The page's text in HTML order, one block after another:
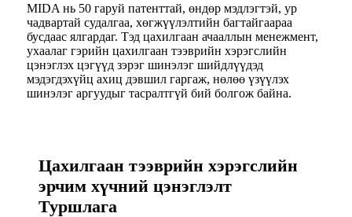
MIDA нь 50 гаруй патенттай, өндөр мэдлэгтэй, ур
чадвартай судалгаа, хөгжүүлэлтийн багтайгаараа
бусдаас ялгардаг. Тэд цахилгаан ачааллын менежмент,
ухаалаг гэрийн цахилгаан тээврийн хэрэгслийн
цэнэглэх цэгүүд зэрэг шинэлэг шийдлүүдэд
мэдэгдэхүйц ахиц дэвшил гаргаж, нөлөө үзүүлэх
шинэлэг аргуудыг тасралтгүй бий болгож байна.
Цахилгаан тээврийн хэрэгслийн
эрчим хүчний цэнэглэлт
Туршлага